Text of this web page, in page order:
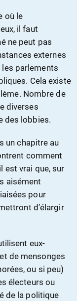
où le
il faut
ne peut pas
externes
les parlements
Cela existe
Nombre de
diverses
des lobbies.
un chapitre au
comment
est vrai que, sur
aisément
pour
d’élargir
eux-
de mensonges
ou si peu)
électeurs ou
de la politique